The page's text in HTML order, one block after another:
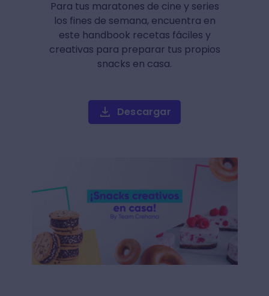
Para tus maratones de cine y series
los fines de semana, encuentra en
este handbook recetas fáciles y
creativas para preparar tus propios
snacks en casa.
Descargar